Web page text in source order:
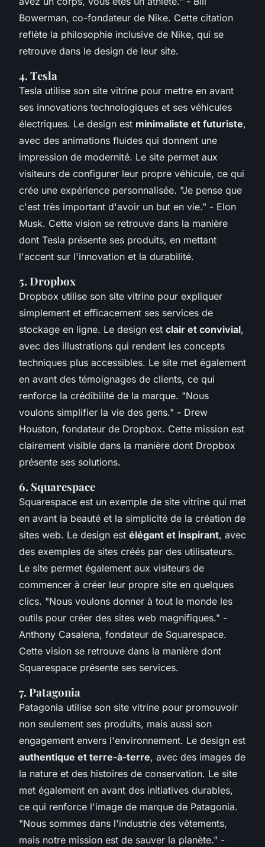
Bowerman, co-fondateur de Nike. Cette citation
reflète la philosophie inclusive de Nike, qui se
retrouve dans le design de leur site.
4. Tesla
Tesla utilise son site vitrine pour mettre en avant
ses innovations technologiques et ses véhicules
électriques. Le design est minimaliste et futuriste,
avec des animations fluides qui donnent une
impression de modernité. Le site permet aux
visiteurs de configurer leur propre véhicule, ce qui
crée une expérience personnalisée. "Je pense que
c'est très important d'avoir un but en vie." - Elon
Musk. Cette vision se retrouve dans la manière
dont Tesla présente ses produits, en mettant
l'accent sur l'innovation et la durabilité.
5. Dropbox
Dropbox utilise son site vitrine pour expliquer
simplement et efficacement ses services de
stockage en ligne. Le design est clair et convivial,
avec des illustrations qui rendent les concepts
techniques plus accessibles. Le site met également
en avant des témoignages de clients, ce qui
renforce la crédibilité de la marque. "Nous
voulons simplifier la vie des gens." - Drew
Houston, fondateur de Dropbox. Cette mission est
clairement visible dans la manière dont Dropbox
présente ses solutions.
6. Squarespace
Squarespace est un exemple de site vitrine qui met
en avant la beauté et la simplicité de la création de
sites web. Le design est élégant et inspirant, avec
des exemples de sites créés par des utilisateurs.
Le site permet également aux visiteurs de
commencer à créer leur propre site en quelques
clics. "Nous voulons donner à tout le monde les
outils pour créer des sites web magnifiques." -
Anthony Casalena, fondateur de Squarespace.
Cette vision se retrouve dans la manière dont
Squarespace présente ses services.
7. Patagonia
Patagonia utilise son site vitrine pour promouvoir
non seulement ses produits, mais aussi son
engagement envers l'environnement. Le design est
authentique et terre-à-terre, avec des images de
la nature et des histoires de conservation. Le site
met également en avant des initiatives durables,
ce qui renforce l'image de marque de Patagonia.
"Nous sommes dans l'industrie des vêtements,
mais notre mission est de sauver la planète." -